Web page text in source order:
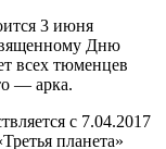
3 июня
Дню
всех тюменцев
— арка.
c 7.04.2017
планета»